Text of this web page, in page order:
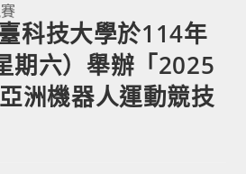
臺科技大學於114年
期六）舉辦「2025
洲機器人運動競技